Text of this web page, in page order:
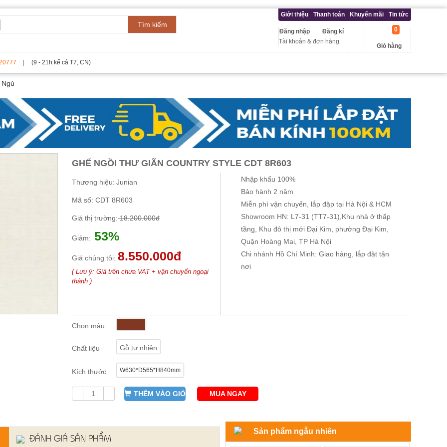
Tìm kiếm
Giới thiệu Thanh toán Khuyến mãi Tin tức
Đăng kí
Đăng nhập
Tài khoản & đơn hàng
Giỏ hàng
0
| (9 - 21h kể cả T7, CN)
GHẾ NGỒI THƯ GIÃN COUNTRY STYLE CDT 8R603
Thương hiệu: Junian
Mã số: CDT 8R603
Giá thị trường:18.200.000đ
Giảm: 53%
Giá chúng tôi: 8.550.000đ
( Lưu ý: Giá trên chưa VAT + vận chuyển ngoại
thành )
Nhập khẩu 100%
Bảo hành 2 năm
Miễn phí vận chuyển, lắp đặp tại Hà Nội & HCM
Showroom HN: L7-31 (TT7-31),Khu nhà ở thấp
tầng, Khu đô thị mới Đại Kim, phường Đại Kim,
Quận Hoàng Mai, TP Hà Nội
Chi nhánh Hồ Chí Minh: Giao hàng, lắp đặt tận
nơi
Chọn màu:
Chất liệu Gỗ tự nhiên
Kích thước W630*D565*H840mm
THÊM VÀO GIỎ MUA NGAY
ĐÁNH GIÁ SẢN PHẨM
Sản phẩm ngẫu nhiên